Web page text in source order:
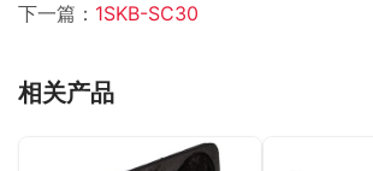
下一篇： 1SKB-SC30
相关产品